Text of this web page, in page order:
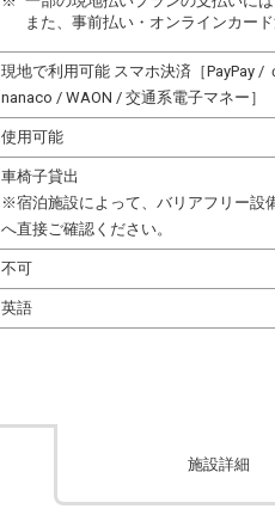
また、事前払い・オンラインカー
現地で利用可能 スマホ決済［PayPay /
nanaco / WAON / 交通系電子マネー］
使用可能
車椅子貸出
※宿泊施設によって、バリアフリー設
へ直接ご確認ください。
不可
英語
施設詳細